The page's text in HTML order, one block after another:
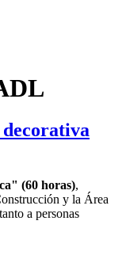
(60 horas),
y la Área
a personas